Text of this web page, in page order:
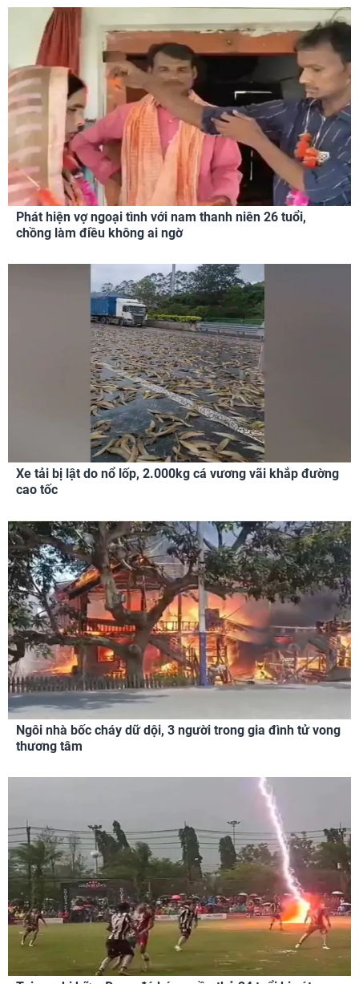
Phát hiện vợ ngoại tình với nam thanh niên 26 tuổi,
chồng làm điều không ai ngờ
Xe tải bị lật do nổ lốp, 2.000kg cá vương vãi khắp đường
cao tốc
Ngôi nhà bốc cháy dữ dội, 3 người trong gia đình tử vong
thương tâm